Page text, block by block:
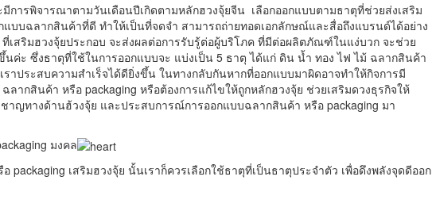
ารพิจารณาตามวันเดือนปีเกิดตามหลักฮวงจุ้ยจีน เลือกออกแบบตามธาตุที่ช่วยส่งเสริม
บบฉลากสินค้าที่ดี ทำให้เป็นที่จดจำ สามารถถ่ายทอดเอกลักษณ์และสื่อถึงแบรนด์ได้อย่าง
เสริมฮวงจุ้ยประกอบ จะส่งผลต่อการรับรู้ต่อผู้บริโภค ที่มีต่อผลิตภัณฑ์ในแง่บวก จะช่วย
นค่ะ ซึ่งธาตุที่ใช้ในการออกแบบจะ แบ่งเป็น 5 ธาตุ ได้แก่ ดิน น้ำ ทอง ไฟ ไม้ ฉลากสินค้า
าประสบความสำเร็จได้ดียิ่งขึ้น ในทางกลับกันหากที่ออกแบบมาผิดอาจทำให้กิจการมี
ากสินค้า หรือ packaging หรือต้องการแก้ไขให้ถูกหลักฮวงจุ้ย ช่วยเสริมดวงธุรกิจให้
ชาญทางด้านฮ้วงจุ้ย และประสบการณ์การออกแบบฉลากสินค้า หรือ packaging มา
มงคล
เสริมฮวงจุ้ย นั้นเราก็ควรเลือกใช้ธาตุที่เป็นธาตุประจำตัว เพื่อดึงพลังจุดดีออก